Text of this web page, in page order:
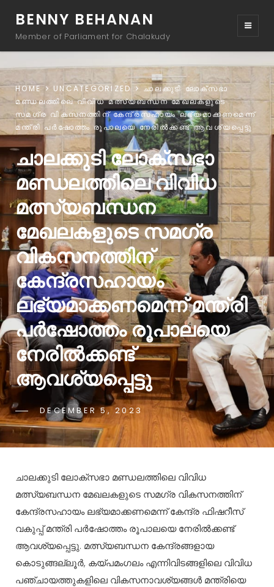
BENNY BEHANAN
Member of Parliament for Chalakudy
HOME UNCATEGORIZED
ചാലക്കുടി ലോക്സഭാ
മണ്ഡലത്തിലെ വിവിധ മത്സ്യബന്ധന മേഖലകളുടെ
സമഗ്ര വികസനത്തിന് കേന്ദ്രസഹായം ലഭ്യമാക്കണമെന്ന്
മന്ത്രി പർഷോത്തം രൂപാലയെ നേരിൽക്കണ്ട് ആവശ്യപ്പെട്ടു
ചാലക്കുടി ലോക്സഭാ
മണ്ഡലത്തിലെ വിവിധ
മത്സ്യബന്ധന
മേഖലകളുടെ സമഗ്ര
വികസനത്തിന്
കേന്ദ്രസഹായം
ലഭ്യമാക്കണമെന്ന് മന്ത്രി
പർഷോത്തം രൂപാലയെ
നേരിൽക്കണ്ട്
ആവശ്യപ്പെട്ടു
DECEMBER 5, 2023
ചാലക്കുടി ലോക്സഭാ മണ്ഡലത്തിലെ വിവിധ
മത്സ്യബന്ധന മേഖലകളുടെ സമഗ്ര വികസനത്തിന്
കേന്ദ്രസഹായം ലഭ്യമാക്കണമെന്ന് കേന്ദ്ര ഫിഷറീസ്
വകുപ്പ് മന്ത്രി പർഷോത്തം രൂപാലയെ നേരിൽക്കണ്ട്
ആവശ്യപ്പെട്ടു. മത്സ്യബന്ധന കേന്ദ്രങ്ങളായ
കൊടുങ്ങല്ലൂർ, കയ്പമംഗലം എന്നിവിടങ്ങളിലെ വിവിധ
പഞ്ചായത്തുകളിലെ വികസനാവശ്യങ്ങൾ മന്ത്രിയെ